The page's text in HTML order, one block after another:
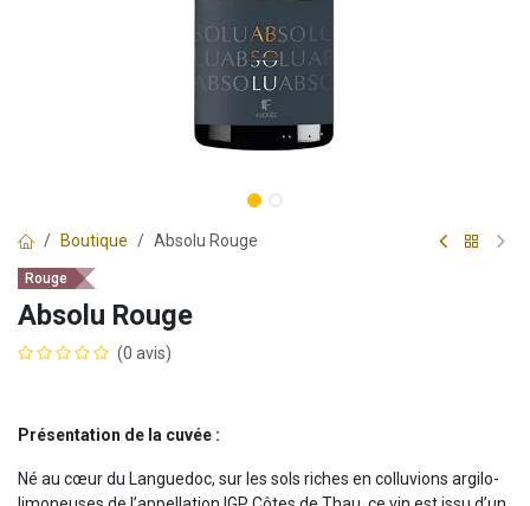
Boutique Absolu Rouge
Rouge
Absolu Rouge
(0 avis)
Présentation de la cuvée :
Né au cœur du Languedoc, sur les sols riches en colluvions argilo-